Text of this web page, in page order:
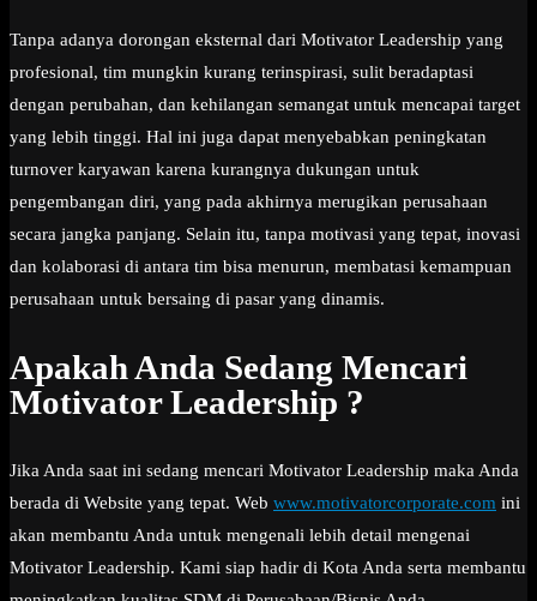
Tanpa adanya dorongan eksternal dari Motivator Leadership yang
profesional, tim mungkin kurang terinspirasi, sulit beradaptasi
dengan perubahan, dan kehilangan semangat untuk mencapai target
yang lebih tinggi. Hal ini juga dapat menyebabkan peningkatan
turnover karyawan karena kurangnya dukungan untuk
pengembangan diri, yang pada akhirnya merugikan perusahaan
secara jangka panjang. Selain itu, tanpa motivasi yang tepat, inovasi
dan kolaborasi di antara tim bisa menurun, membatasi kemampuan
perusahaan untuk bersaing di pasar yang dinamis.
Apakah Anda Sedang Mencari
Motivator Leadership ?
Jika Anda saat ini sedang mencari Motivator Leadership maka Anda
berada di Website yang tepat. Web www.motivatorcorporate.com ini
akan membantu Anda untuk mengenali lebih detail mengenai
Motivator Leadership. Kami siap hadir di Kota Anda serta membantu